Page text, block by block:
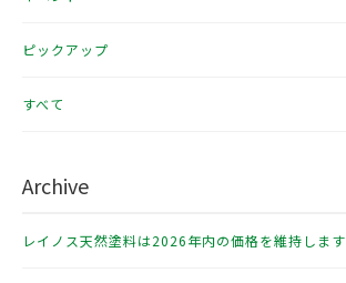
ピックアップ
すべて
Archive
レイノス天然塗料は2026年内の価格を維持します